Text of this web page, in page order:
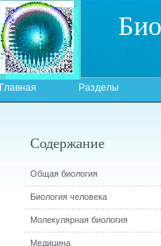
Главная Разделы
Содержание
Общая биология
Биология человека
Молекулярная биология
Медицина